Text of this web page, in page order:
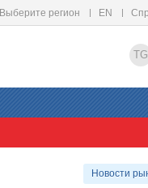
Выберите регион EN
TG
Новости